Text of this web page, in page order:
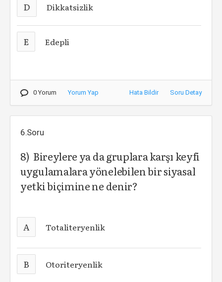
D Dikkatsizlik
E Edepli
0 Yorum Yorum Yap Hata Bildir Soru Detay
6.Soru
8) Bireylere ya da gruplara karşı keyfi
uygulamalara yönelebilen bir siyasal
yetki biçimine ne denir?
A Totaliteryenlik
B Otoriteryenlik